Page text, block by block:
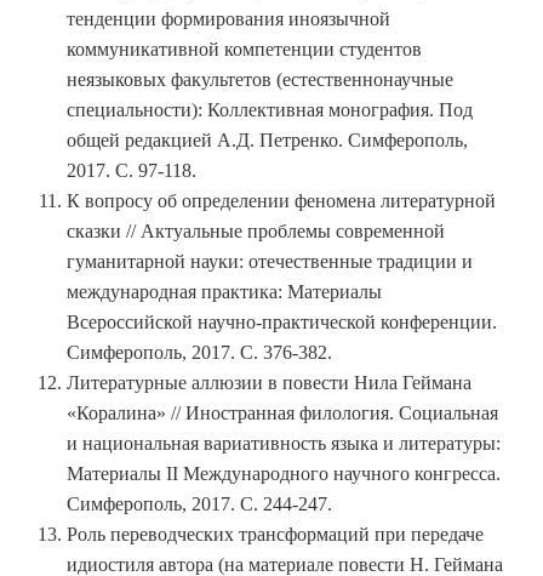
тенденции формирования иноязычной
коммуникативной компетенции студентов
неязыковых факультетов (естественнонаучные
специальности): Коллективная монография. Под
общей редакцией А.Д. Петренко. Симферополь,
2017. С. 97-118.
К вопросу об определении феномена литературной
сказки // Актуальные проблемы современной
гуманитарной науки: отечественные традиции и
международная практика: Материалы
Всероссийской научно-практической конференции.
Симферополь, 2017. С. 376-382.
Литературные аллюзии в повести Нила Геймана
«Коралина» // Иностранная филология. Социальная
и национальная вариативность языка и литературы:
Материалы II Международного научного конгресса.
Симферополь, 2017. С. 244-247.
Роль переводческих трансформаций при передаче
идиостиля автора (на материале повести Н. Геймана